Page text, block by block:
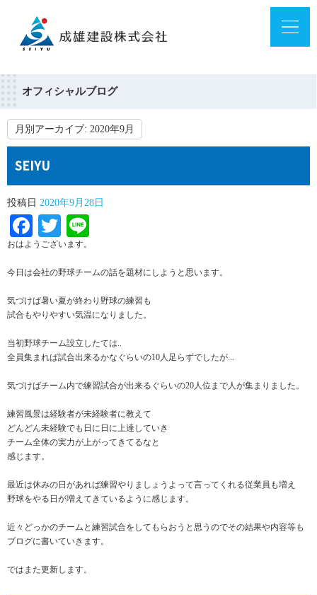
オフィシャルブログ
月別アーカイブ: 2020年9月
SEIYU
投稿日 2020年9月28日
Facebook
Twitter
おはようございます。
今日は会社の野球チームの話を題材にしようと思います。
気づけば暑い夏が終わり野球の練習も
試合もやりやすい気温になりました。
当初野球チーム設立したては..
全員集まれば試合出来るかなぐらいの10人足らずでしたが...
気づけばチーム内で練習試合が出来るぐらいの20人位まで人が集まりました。
練習風景は経験者が未経験者に教えて
どんどん未経験でも日に日に上達していき
チーム全体の実力が上がってきてるなと
感じます。
最近は休みの日があれば練習やりましょうよって言ってくれる従業員も増え
野球をやる日が増えてきているように感じます。
近々どっかのチームと練習試合をしてもらおうと思うのでその結果や内容等も
ブログに書いていきます。
ではまた更新します。